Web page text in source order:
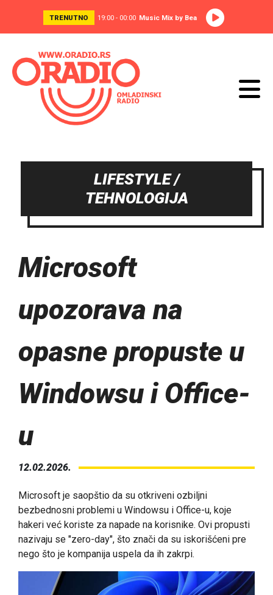
TRENUTNO 19:00 - 00:00 Music Mix by Bea
LIFESTYLE /
TEHNOLOGIJA
Microsoft
upozorava na
opasne propuste u
Windowsu i Office-
u
12.02.2026.
Microsoft je saopštio da su otkriveni ozbiljni
bezbednosni problemi u Windowsu i Office-u, koje
hakeri već koriste za napade na korisnike. Ovi propusti
nazivaju se "zero-day", što znači da su iskorišćeni pre
nego što je kompanija uspela da ih zakrpi.